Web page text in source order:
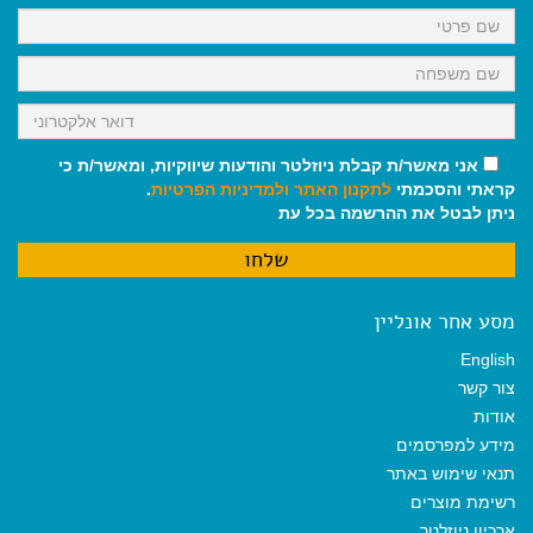
k
p
m
אני מאשר/ת קבלת ניוזלטר והודעות שיווקיות, ומאשר/ת כי
קראתי והסכמתי לתקנון האתר ולמדיניות הפרטיות.
ניתן לבטל את ההרשמה בכל עת
מסע אחר אונליין
English
צור קשר
אודות
מידע למפרסמים
תנאי שימוש באתר
רשימת מוצרים